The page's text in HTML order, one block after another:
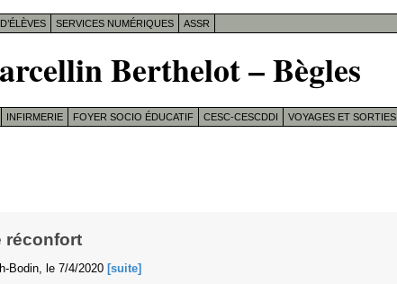
SERVICES NUMÉRIQUES ASSR
Berthelot – Bègles
INFIRMERIE FOYER SOCIO ÉDUCATIF CESC-CESCDDI VOYAGES ET SORTIES
réconfort
Bodin, le 7/4/2020 [suite]